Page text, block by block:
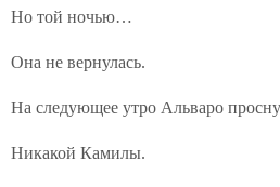
Но той ночью…
Она не вернулась.
На следующее утро Альваро
Никакой Камилы.